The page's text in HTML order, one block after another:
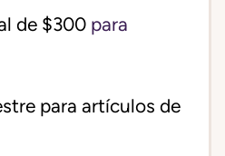
de $300 para
para artículos de